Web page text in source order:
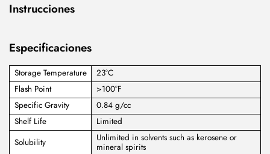
Instrucciones
Especificaciones
Storage Temperature
23°C
Flash Point
>100°F
Specific Gravity
0.84 g/cc
Shelf Life
Limited
Solubility
Unlimited in solvents such as kerosene or
mineral spirits